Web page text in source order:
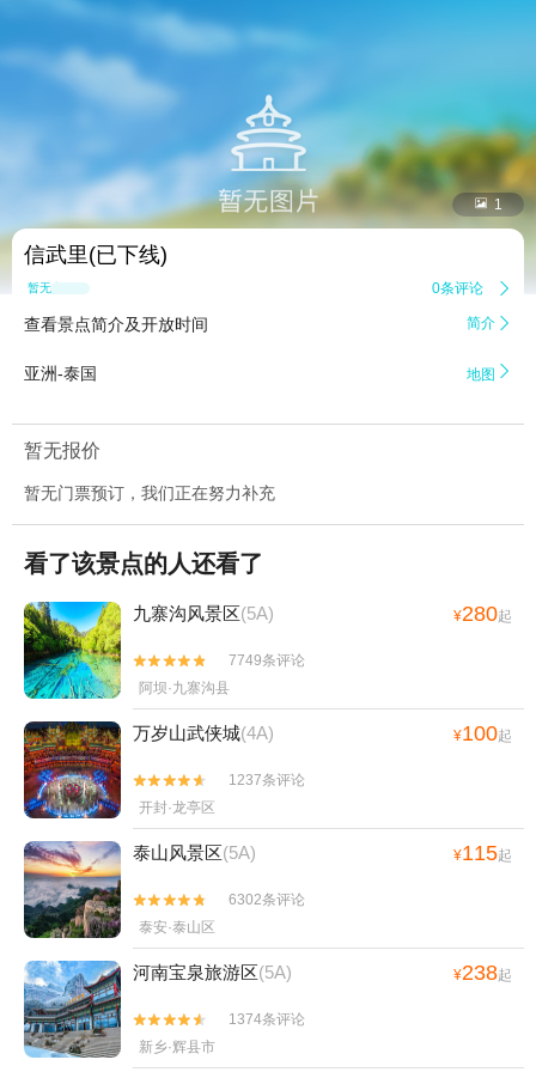
 1
信武里(已下线)
暂无点评 0条评论 
查看景点简介及开放时间 简介 
亚洲-泰国 地图 
暂无报价
暂无门票预订，我们正在努力补充
看了该景点的人还看了
九寨沟风景区(5A) ¥280起


7749条评论
阿坝·九寨沟县
万岁山武侠城(4A) ¥100起


1237条评论
开封·龙亭区
泰山风景区(5A) ¥115起


6302条评论
泰安·泰山区
河南宝泉旅游区(5A) ¥238起


1374条评论
新乡·辉县市